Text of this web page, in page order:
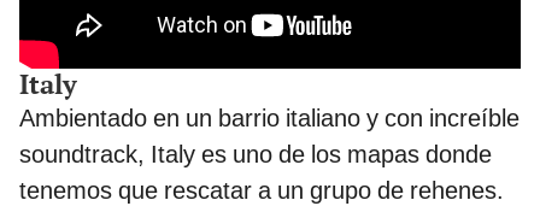
Italy
Ambientado en un barrio italiano y con increíble
soundtrack, Italy es uno de los mapas donde
tenemos que rescatar a un grupo de rehenes.